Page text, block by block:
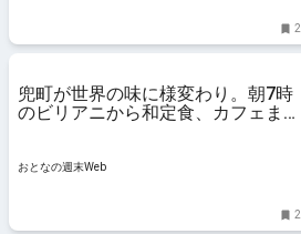
2
兜町が世界の味に様変わり。朝7時
のビリアニから和定食、カフェまで
おとなの週末Web
2